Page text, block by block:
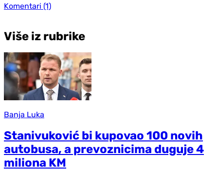
Komentari (1)
Više iz rubrike
Banja Luka
Stanivuković bi kupovao 100 novih
autobusa, a prevoznicima duguje 4
miliona KM